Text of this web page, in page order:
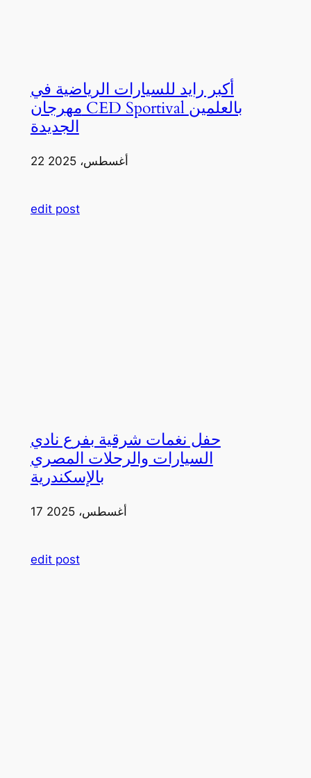
أكبر رايد للسيارات الرياضية في
مهرجان CED Sportival بالعلمين
الجديدة
22 أغسطس، 2025
edit post
حفل نغمات شرقية بفرع نادي
السيارات والرحلات المصري
بالإسكندرية
17 أغسطس، 2025
edit post